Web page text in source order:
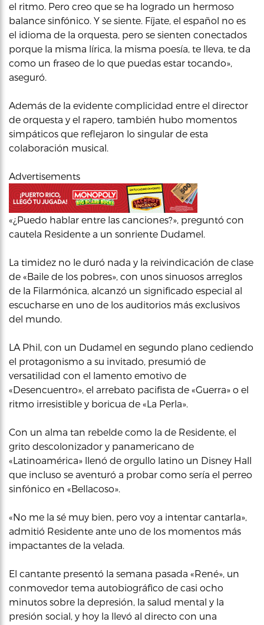
el ritmo. Pero creo que se ha logrado un hermoso
balance sinfónico. Y se siente. Fíjate, el español no es
el idioma de la orquesta, pero se sienten conectados
porque la misma lírica, la misma poesía, te lleva, te da
como un fraseo de lo que puedas estar tocando»,
aseguró.
Además de la evidente complicidad entre el director
de orquesta y el rapero, también hubo momentos
simpáticos que reflejaron lo singular de esta
colaboración musical.
Advertisements
«¿Puedo hablar entre las canciones?», preguntó con
cautela Residente a un sonriente Dudamel.
La timidez no le duró nada y la reivindicación de clase
de «Baile de los pobres», con unos sinuosos arreglos
de la Filarmónica, alcanzó un significado especial al
escucharse en uno de los auditorios más exclusivos
del mundo.
LA Phil, con un Dudamel en segundo plano cediendo
el protagonismo a su invitado, presumió de
versatilidad con el lamento emotivo de
«Desencuentro», el arrebato pacifista de «Guerra» o el
ritmo irresistible y boricua de «La Perla».
Con un alma tan rebelde como la de Residente, el
grito descolonizador y panamericano de
«Latinoamérica» llenó de orgullo latino un Disney Hall
que incluso se aventuró a probar como sería el perreo
sinfónico en «Bellacoso».
«No me la sé muy bien, pero voy a intentar cantarla»,
admitió Residente ante uno de los momentos más
impactantes de la velada.
El cantante presentó la semana pasada «René», un
conmovedor tema autobiográfico de casi ocho
minutos sobre la depresión, la salud mental y la
presión social, y hoy la llevó al directo con una